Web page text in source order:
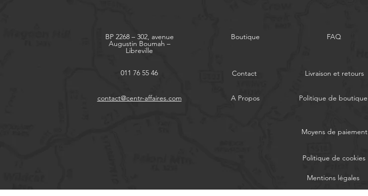
BP 2268 – 302, avenue
Augustin Boumah –
Libreville
011 76 55 46
contact@centr-affaires.com
Boutique FAQ
Contact
A Propos
Livraison et retours
Politique de boutique
Moyens de paiement
Politique de cookies
Mentions légales